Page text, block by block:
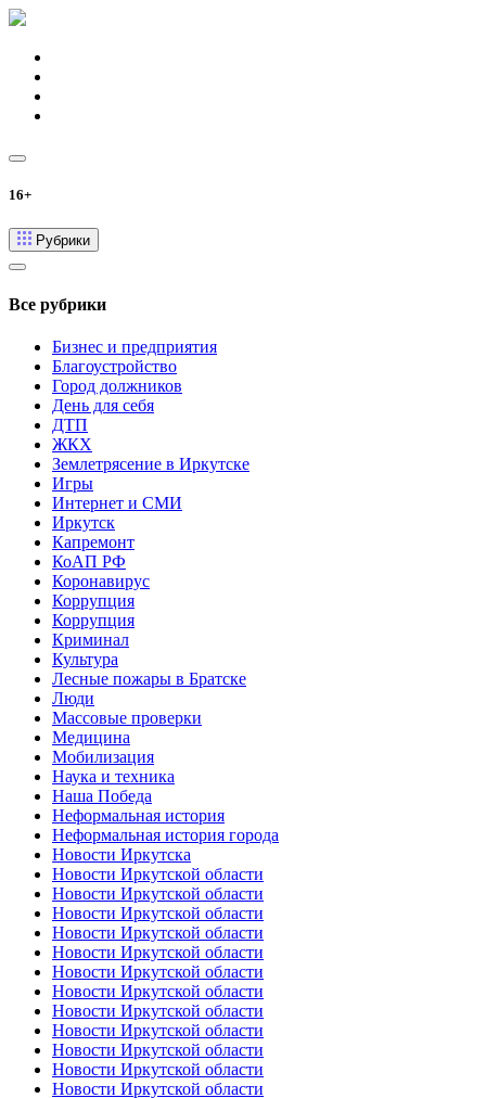
16+
Рубрики
Все рубрики
Бизнес и предприятия
Благоустройство
Город должников
День для себя
ДТП
ЖКХ
Землетрясение в Иркутске
Игры
Интернет и СМИ
Иркутск
Капремонт
КоАП РФ
Коронавирус
Коррупция
Коррупция
Криминал
Культура
Лесные пожары в Братске
Люди
Массовые проверки
Медицина
Мобилизация
Наука и техника
Наша Победа
Неформальная история
Неформальная история города
Новости Иркутска
Новости Иркутской области
Новости Иркутской области
Новости Иркутской области
Новости Иркутской области
Новости Иркутской области
Новости Иркутской области
Новости Иркутской области
Новости Иркутской области
Новости Иркутской области
Новости Иркутской области
Новости Иркутской области
Новости Иркутской области